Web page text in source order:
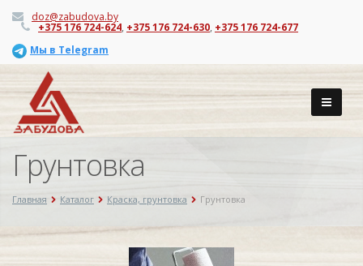
doz@zabudova.by
+375 176 724-624, +375 176 724-630, +375 176 724-677
Мы в Telegram
Грунтовка
Главная Каталог Краска, грунтовка Грунтовка